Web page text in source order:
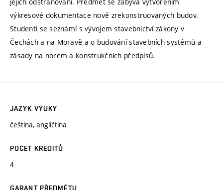
výkresové dokumentace nově zrekonstruovaných budov.
Studenti se seznámí s vývojem stavebnictví zákony v
Čechách a na Moravě a o budování stavebních systémů a
zásady na norem a konstrukčních předpisů.
JAZYK VÝUKY
čeština, angličtina
POČET KREDITŮ
4
GARANT PŘEDMĚTU